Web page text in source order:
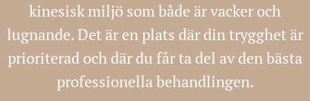
kinesisk miljö som både är vacker och
lugnande. Det är en plats där din trygghet är
prioriterad och där du får ta del av den bästa
professionella behandlingen.